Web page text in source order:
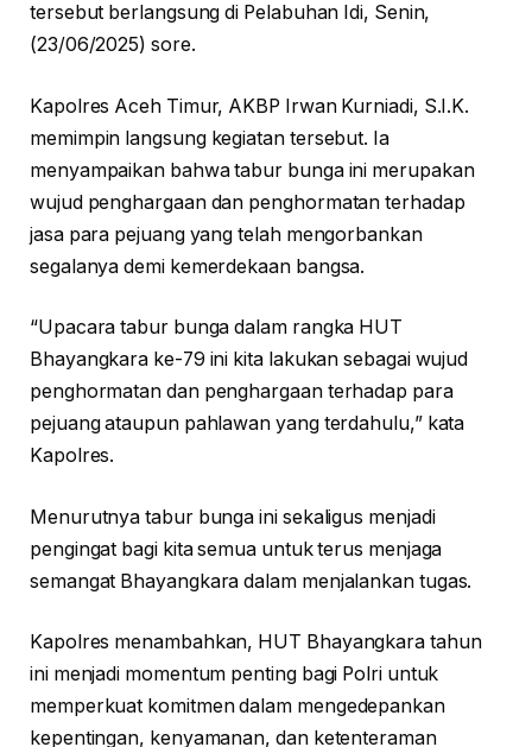
tersebut berlangsung di Pelabuhan Idi, Senin,
(23/06/2025) sore.
Kapolres Aceh Timur, AKBP Irwan Kurniadi, S.I.K.
memimpin langsung kegiatan tersebut. Ia
menyampaikan bahwa tabur bunga ini merupakan
wujud penghargaan dan penghormatan terhadap
jasa para pejuang yang telah mengorbankan
segalanya demi kemerdekaan bangsa.
“Upacara tabur bunga dalam rangka HUT
Bhayangkara ke-79 ini kita lakukan sebagai wujud
penghormatan dan penghargaan terhadap para
pejuang ataupun pahlawan yang terdahulu,” kata
Kapolres.
Menurutnya tabur bunga ini sekaligus menjadi
pengingat bagi kita semua untuk terus menjaga
semangat Bhayangkara dalam menjalankan tugas.
Kapolres menambahkan, HUT Bhayangkara tahun
ini menjadi momentum penting bagi Polri untuk
memperkuat komitmen dalam mengedepankan
kepentingan, kenyamanan, dan ketenteraman